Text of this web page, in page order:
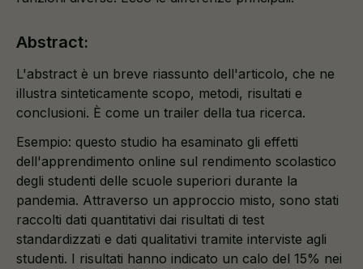
Abstract:
L'abstract è un breve riassunto dell'articolo, che ne
illustra sinteticamente scopo, metodi, risultati e
conclusioni. È come un trailer della tua ricerca.
Esempio: questo studio ha esaminato gli effetti
dell'apprendimento online sul rendimento scolastico
degli studenti delle scuole superiori durante la
pandemia. Attraverso un approccio misto, sono stati
raccolti dati quantitativi dai risultati di test
standardizzati e dati qualitativi tramite interviste agli
studenti. I risultati hanno indicato un calo del 15% nei